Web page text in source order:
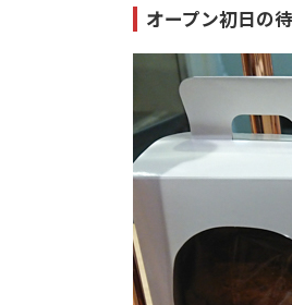
オープン初日の